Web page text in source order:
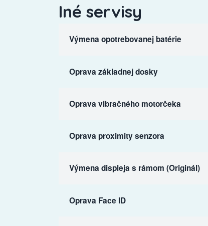
Iné servisy
Výmena opotrebovanej batérie
Oprava základnej dosky
Oprava vibračného motorčeka
Oprava proximity senzora
Výmena displeja s rámom (Originál)
Oprava Face ID